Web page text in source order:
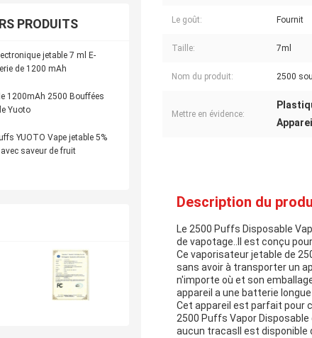
PRODUITS
jetable 7 ml E-
de 1200 mAh
1200mAh 2500 Bouffées
Yuoto
YUOTO Vape jetable 5%
saveur de fruit
Le goût: Fournit
Taille: 7ml
Nom du produit: 2500
Mettre en évidence:
Description du
Le 2500 Puffs Disposable
de vapotage..Il est conçu
Ce vaporisateur jetable de
sans avoir à transporter un
n'importe où et son
appareil a une batterie
Cet appareil est parfait pour
2500 Puffs Vapor
aucun tracasIl est disponible